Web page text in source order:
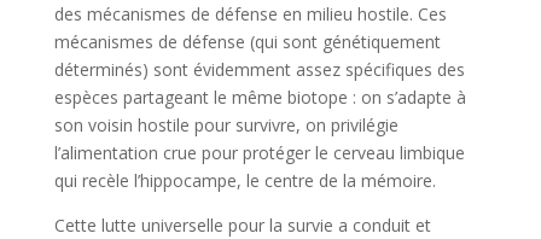
des mécanismes de défense en milieu hostile. Ces
mécanismes de défense (qui sont génétiquement
déterminés) sont évidemment assez spécifiques des
espèces partageant le même biotope : on s’adapte à
son voisin hostile pour survivre, on privilégie
l’alimentation crue pour protéger le cerveau limbique
qui recèle l’hippocampe, le centre de la mémoire.
Cette lutte universelle pour la survie a conduit et